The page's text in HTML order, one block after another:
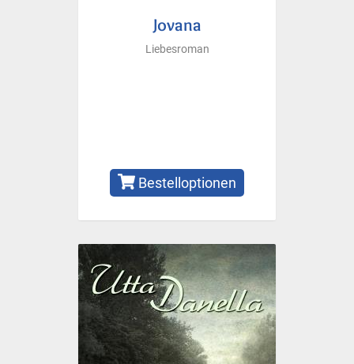
Jovana
Liebesroman
Bestelloptionen